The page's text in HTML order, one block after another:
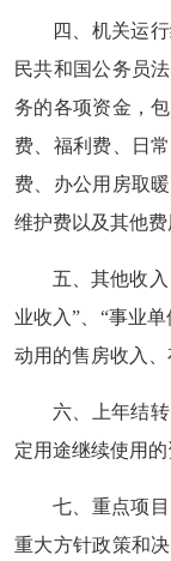
四、机关运
民共和国公务员
务的各项资金，
费、福利费、日
费、办公用房取
维护费以及其他费
五、其他收
业收入”、“事业
动用的售房收入、
六、上年结
定用途继续使用的
七、重点项
重大方针政策和